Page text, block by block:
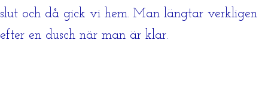
slut och då gick vi hem. Man längtar verkligen
efter en dusch när man är klar.